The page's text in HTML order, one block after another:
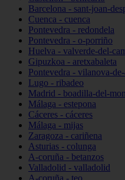
Barcelona - sant-joan-
Cuenca - cuenca
Pontevedra - redondela
Pontevedra - o-porriño
Huelva - valverde-del-
Gipuzkoa - aretxabaleta
Pontevedra - vilanova-de-
Lugo - ribadeo
Madrid - boadilla-del-
Málaga - estepona
Cáceres - cáceres
Málaga - mijas
Zaragoza - cariñena
Asturias - colunga
A-coruña - betanzos
Valladolid - valladolid
A-coruña - teo